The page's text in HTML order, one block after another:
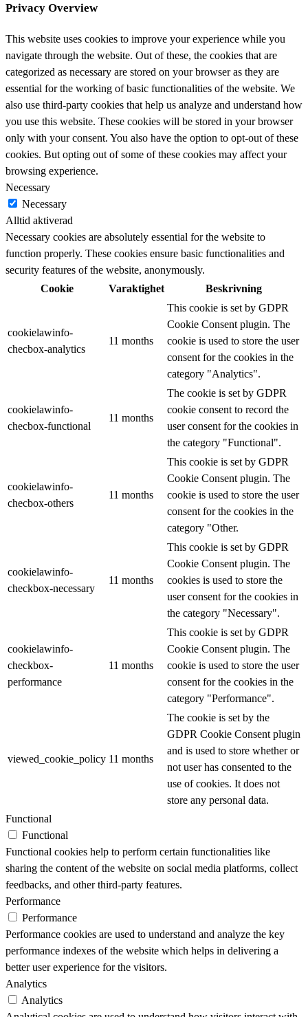
Privacy Overview
This website uses cookies to improve your experience while you
navigate through the website. Out of these, the cookies that are
categorized as necessary are stored on your browser as they are
essential for the working of basic functionalities of the website. We
also use third-party cookies that help us analyze and understand how
you use this website. These cookies will be stored in your browser
only with your consent. You also have the option to opt-out of these
cookies. But opting out of some of these cookies may affect your
browsing experience.
Necessary
Necessary
Alltid aktiverad
Necessary cookies are absolutely essential for the website to
function properly. These cookies ensure basic functionalities and
security features of the website, anonymously.
Cookie
Varaktighet Beskrivning
cookielawinfo-
checbox-analytics
11 months
This cookie is set by GDPR
Cookie Consent plugin. The
cookie is used to store the user
consent for the cookies in the
category "Analytics".
cookielawinfo-
checbox-functional
11 months
The cookie is set by GDPR
cookie consent to record the
user consent for the cookies in
the category "Functional".
cookielawinfo-
checbox-others
11 months
This cookie is set by GDPR
Cookie Consent plugin. The
cookie is used to store the user
consent for the cookies in the
category "Other.
cookielawinfo-
checkbox-necessary
11 months
This cookie is set by GDPR
Cookie Consent plugin. The
cookies is used to store the
user consent for the cookies in
the category "Necessary".
cookielawinfo-
checkbox-
performance
11 months
This cookie is set by GDPR
Cookie Consent plugin. The
cookie is used to store the user
consent for the cookies in the
category "Performance".
viewed_cookie_policy 11 months
The cookie is set by the
GDPR Cookie Consent plugin
and is used to store whether or
not user has consented to the
use of cookies. It does not
store any personal data.
Functional
Functional
Functional cookies help to perform certain functionalities like
sharing the content of the website on social media platforms, collect
feedbacks, and other third-party features.
Performance
Performance
Performance cookies are used to understand and analyze the key
performance indexes of the website which helps in delivering a
better user experience for the visitors.
Analytics
Analytics